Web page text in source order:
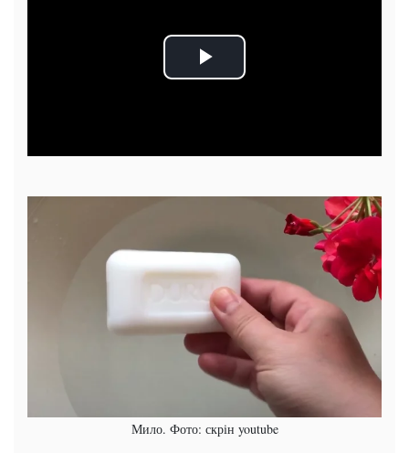
Мило. Фото: скрін youtube